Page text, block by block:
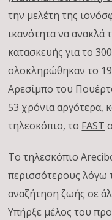
την μελέτη της
ικανότητα να ανακλά
κατασκευής για το
ολοκληρώθηκαν το
Αρεσίμπο του
53 χρόνια αργότερα,
τηλεσκόπιο, το FAST
Το τηλεσκόπιο
περισσότερους λόγω
αναζήτηση ζωής σε
Υπήρξε μέλος του